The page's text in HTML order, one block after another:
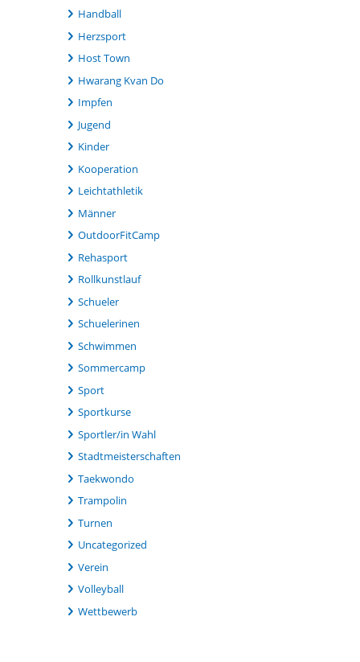
Handball
Herzsport
Host Town
Hwarang Kvan Do
Impfen
Jugend
Kinder
Kooperation
Leichtathletik
Männer
OutdoorFitCamp
Rehasport
Rollkunstlauf
Schueler
Schuelerinen
Schwimmen
Sommercamp
Sport
Sportkurse
Sportler/in Wahl
Stadtmeisterschaften
Taekwondo
Trampolin
Turnen
Uncategorized
Verein
Volleyball
Wettbewerb